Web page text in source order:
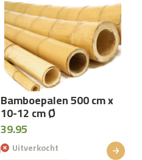
Bamboepalen 500 cm x
10-12 cm Ø
39.95
Uitverkocht